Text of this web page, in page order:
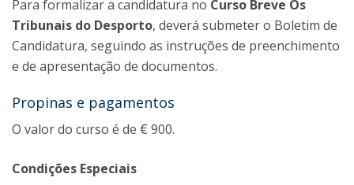
Para formalizar a candidatura no Curso Breve Os
Tribunais do Desporto, deverá submeter o Boletim de
Candidatura, seguindo as instruções de preenchimento
e de apresentação de documentos.
Propinas e pagamentos
O valor do curso é de € 900.
Condições Especiais